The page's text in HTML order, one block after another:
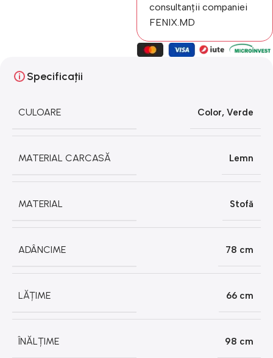
consultanții companiei
FENIX.MD
Specificații
CULOARE Color, Verde
MATERIAL CARCASĂ Lemn
MATERIAL Stofă
ADÂNCIME 78 cm
LĂȚIME 66 cm
ÎNĂLȚIME 98 cm